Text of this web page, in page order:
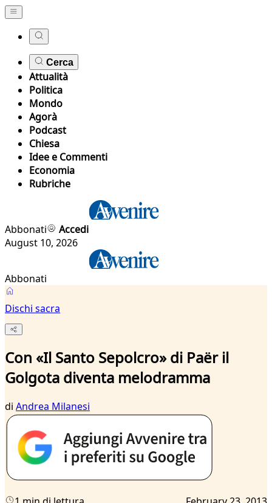
Cerca
Attualità
Politica
Mondo
Agorà
Podcast
Chiesa
Idee e Commenti
Economia
Rubriche
Abbonati
Accedi
August 10, 2026
Abbonati
Dischi sacra
Con «Il Santo Sepolcro» di Paër il
Golgota diventa melodramma
di Andrea Milanesi